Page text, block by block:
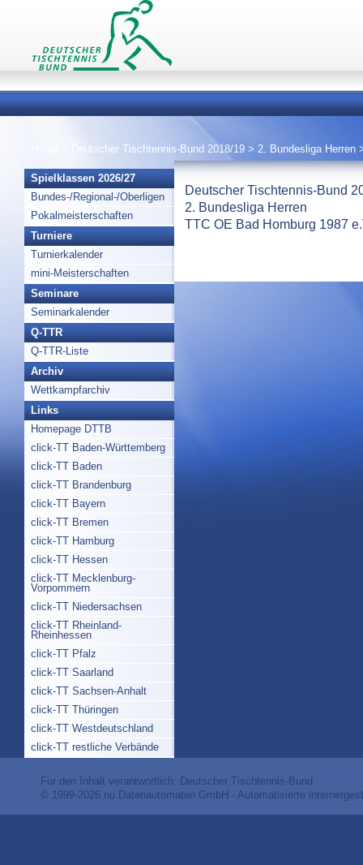
Deutscher Tischtennis-Bund 2018/19 > 2. Bundesliga Herren
Spielklassen 2026/27
Bundes-/Regional-/Oberligen
Pokalmeisterschaften
Turniere
Turnierkalender
mini-Meisterschaften
Seminare
Seminarkalender
Q-TTR
Q-TTR-Liste
Archiv
Wettkampfarchiv
Links
Homepage DTTB
click-TT Baden-Württemberg
click-TT Baden
click-TT Brandenburg
click-TT Bayern
click-TT Bremen
click-TT Hamburg
click-TT Hessen
click-TT Mecklenburg-
Vorpommern
click-TT Niedersachsen
click-TT Rheinland-
Rheinhessen
click-TT Pfalz
click-TT Saarland
click-TT Sachsen-Anhalt
click-TT Thüringen
click-TT Westdeutschland
click-TT restliche Verbände
Deutscher Tischtennis-Bund
2. Bundesliga Herren
TTC OE Bad Homburg 1987
Für den Inhalt verantwortlich: Deutscher Tischtennis-Bund
© 1999-2026 nu Datenautomaten GmbH - Automatisierte